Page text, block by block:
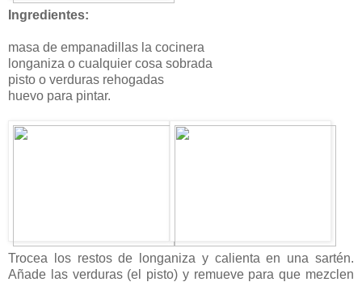
Ingredientes:
masa de empanadillas la cocinera
longaniza o cualquier cosa sobrada
pisto o verduras rehogadas
huevo para pintar.
Trocea los restos de longaniza y calienta en una sartén.
Añade las verduras (el pisto) y remueve para que mezclen